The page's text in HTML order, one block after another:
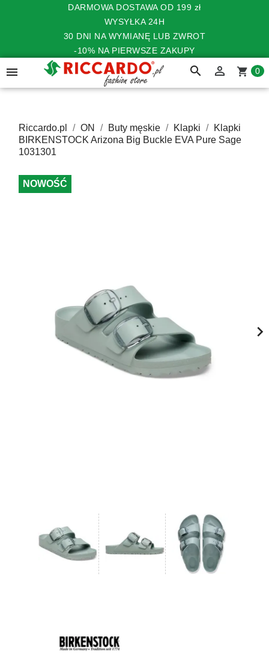
DARMOWA DOSTAWA OD 199 zł
WYSYŁKA 24H
30 DNI NA WYMIANĘ LUB ZWROT
-10% NA PIERWSZE ZAKUPY
 search  shopping_cart 0
Riccardo.pl ON Buty męskie Klapki
Klapki
BIRKENSTOCK Arizona Big Buckle EVA Pure Sage
1031301
NOWOŚĆ
